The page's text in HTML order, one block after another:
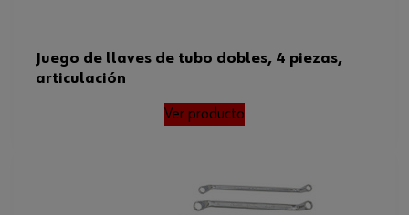
Juego de llaves de tubo dobles, 4 piezas,
articulación
Ver producto